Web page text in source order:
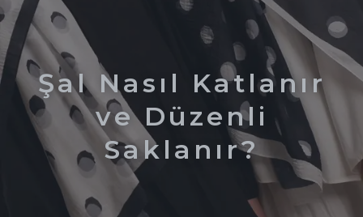
Şal Nasıl Katlanır
ve Düzenli
Saklanır?